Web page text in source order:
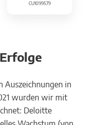
CU1099579
Auszeichnungen in
wurden wir mit
Deloitte